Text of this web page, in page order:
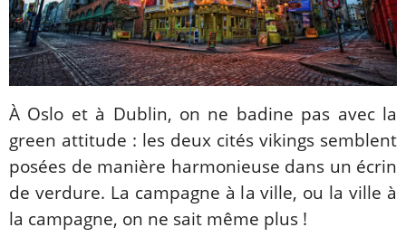
À Oslo et à Dublin, on ne badine pas avec la
green attitude : les deux cités vikings semblent
posées de manière harmonieuse dans un écrin
de verdure. La campagne à la ville, ou la ville à
la campagne, on ne sait même plus !